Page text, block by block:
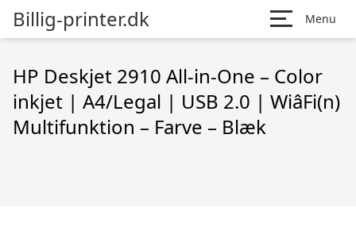
Billig-printer.dk Menu
HP Deskjet 2910 All-in-One – Color
inkjet | A4/Legal | USB 2.0 | WiâFi(n)
Multifunktion – Farve – Blæk